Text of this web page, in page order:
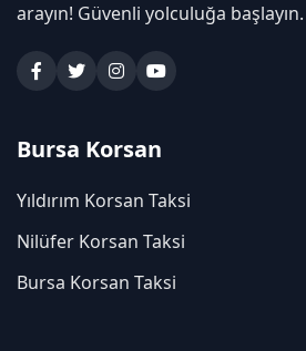
arayın! Güvenli yolculuğa başlayın.
Bursa Korsan
Yıldırım Korsan Taksi
Nilüfer Korsan Taksi
Bursa Korsan Taksi